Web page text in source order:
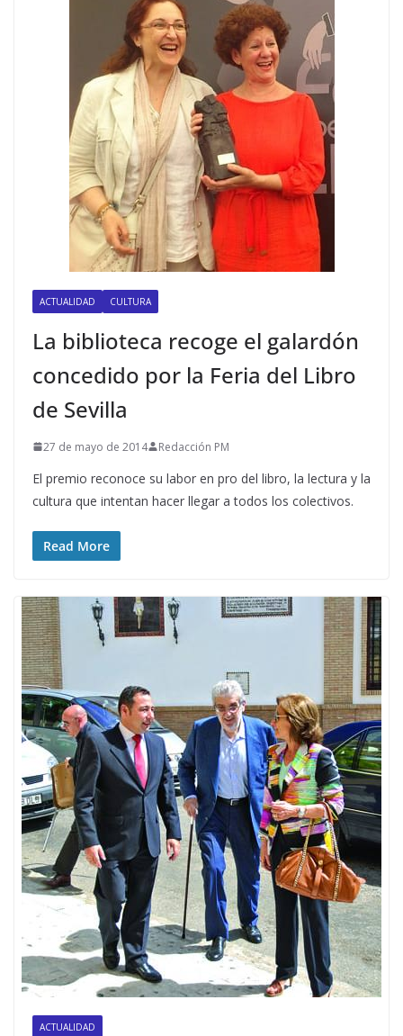
ACTUALIDAD CULTURA
La biblioteca recoge el galardón
concedido por la Feria del Libro
de Sevilla
27 de mayo de 2014 Redacción PM
El premio reconoce su labor en pro del libro, la lectura y la
cultura que intentan hacer llegar a todos los colectivos.
Read More
ACTUALIDAD